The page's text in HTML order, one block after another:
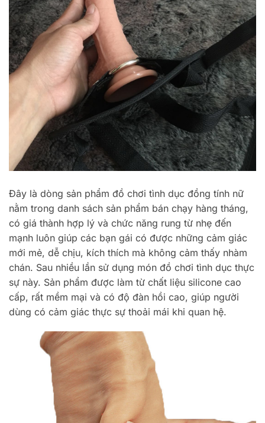
Đây là dòng sản phẩm đồ chơi tình dục đồng tính nữ
nằm trong danh sách sản phẩm bán chạy hàng tháng,
có giá thành hợp lý và chức năng rung từ nhẹ đến
mạnh luôn giúp các bạn gái có được những cảm giác
mới mẻ, dễ chịu, kích thích mà không cảm thấy nhàm
chán. Sau nhiều lần sử dụng món đồ chơi tình dục thực
sự này. Sản phẩm được làm từ chất liệu silicone cao
cấp, rất mềm mại và có độ đàn hồi cao, giúp người
dùng có cảm giác thực sự thoải mái khi quan hệ.